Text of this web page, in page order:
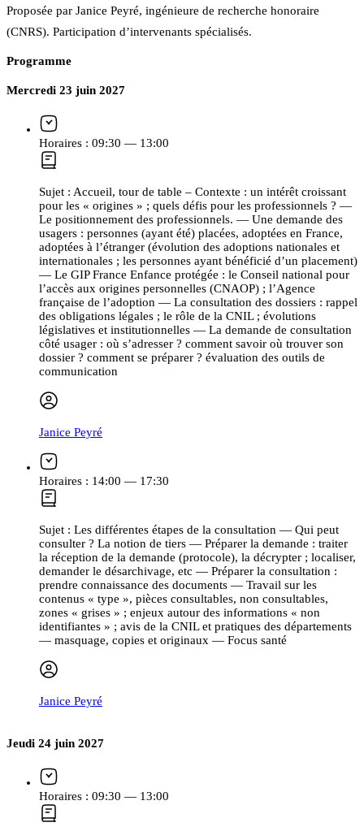
Proposée par Janice Peyré, ingénieure de recherche honoraire
(CNRS). Participation d’intervenants spécialisés.
Programme
Mercredi 23 juin 2027
Horaires : 09:30 — 13:00
Sujet : Accueil, tour de table – Contexte : un intérêt croissant
pour les « origines » ; quels défis pour les professionnels ? —
Le positionnement des professionnels. — Une demande des
usagers : personnes (ayant été) placées, adoptées en France,
adoptées à l’étranger (évolution des adoptions nationales et
internationales ; les personnes ayant bénéficié d’un placement)
— Le GIP France Enfance protégée : le Conseil national pour
l’accès aux origines personnelles (CNAOP) ; l’Agence
française de l’adoption — La consultation des dossiers : rappel
des obligations légales ; le rôle de la CNIL ; évolutions
législatives et institutionnelles — La demande de consultation
côté usager : où s’adresser ? comment savoir où trouver son
dossier ? comment se préparer ? évaluation des outils de
communication
Janice Peyré
Horaires : 14:00 — 17:30
Sujet : Les différentes étapes de la consultation — Qui peut
consulter ? La notion de tiers — Préparer la demande : traiter
la réception de la demande (protocole), la décrypter ; localiser,
demander le désarchivage, etc — Préparer la consultation :
prendre connaissance des documents — Travail sur les
contenus « type », pièces consultables, non consultables,
zones « grises » ; enjeux autour des informations « non
identifiantes » ; avis de la CNIL et pratiques des départements
— masquage, copies et originaux — Focus santé
Janice Peyré
Jeudi 24 juin 2027
Horaires : 09:30 — 13:00